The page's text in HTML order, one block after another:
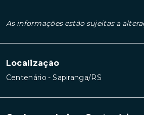
As informações estão sujeitas a
Localização
Centenário - Sapiranga/RS